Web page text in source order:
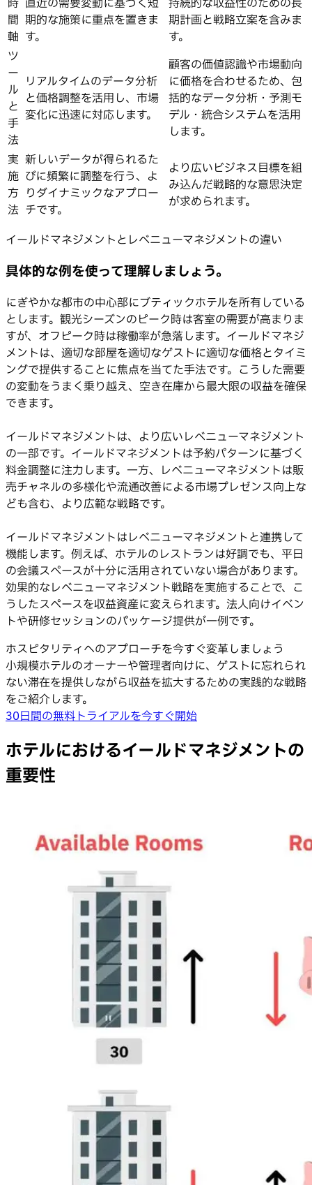
時
間
軸
直近の需要変動に基づく短
期的な施策に重点を置きま
す。
持続的な収益性のための長
期計画と戦略立案を含みま
す。
ツ
ー
ル
と
手
法
リアルタイムのデータ分析
と価格調整を活用し、市場
変化に迅速に対応します。
顧客の価値認識や市場動向
に価格を合わせるため、包
括的なデータ分析・予測モ
デル・統合システムを活用
します。
実
施
方
法
新しいデータが得られるた
びに頻繁に調整を行う、よ
りダイナミックなアプロー
チです。
より広いビジネス目標を組
み込んだ戦略的な意思決定
が求められます。
イールドマネジメントとレベニューマネジメントの違い
具体的な例を使って理解しましょう。
にぎやかな都市の中心部にブティックホテルを所有している
とします。観光シーズンのピーク時は客室の需要が高まりま
すが、オフピーク時は稼働率が急落します。イールドマネジ
メントは、適切な部屋を適切なゲストに適切な価格とタイミ
ングで提供することに焦点を当てた手法です。こうした需要
の変動をうまく乗り越え、空き在庫から最大限の収益を確保
できます。
イールドマネジメントは、より広いレベニューマネジメント
の一部です。イールドマネジメントは予約パターンに基づく
料金調整に注力します。一方、レベニューマネジメントは販
売チャネルの多様化や流通改善による市場プレゼンス向上な
ども含む、より広範な戦略です。
イールドマネジメントはレベニューマネジメントと連携して
機能します。例えば、ホテルのレストランは好調でも、平日
の会議スペースが十分に活用されていない場合があります。
効果的なレベニューマネジメント戦略を実施することで、こ
うしたスペースを収益資産に変えられます。法人向けイベン
トや研修セッションのパッケージ提供が一例です。
ホスピタリティへのアプローチを今すぐ変革しましょう
小規模ホテルのオーナーや管理者向けに、ゲストに忘れられ
ない滞在を提供しながら収益を拡大するための実践的な戦略
をご紹介します。
30日間の無料トライアルを今すぐ開始
ホテルにおけるイールドマネジメントの
重要性